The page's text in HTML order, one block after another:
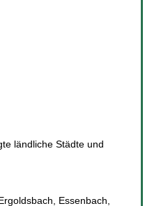
ländliche Städte und
Essenbach